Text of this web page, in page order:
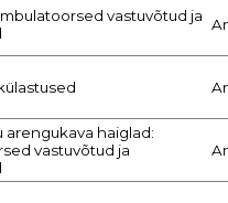
vastuvõtud ja
arengukava haiglad:
vastuvõtud ja